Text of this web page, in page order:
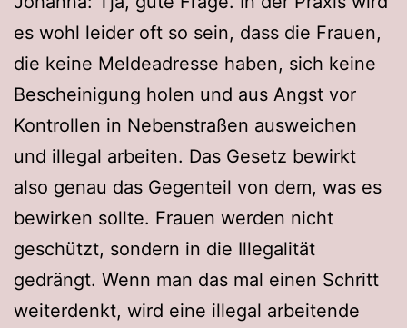
es wohl leider oft so sein, dass die Frauen,
die keine Meldeadresse haben, sich keine
Bescheinigung holen und aus Angst vor
Kontrollen in Nebenstraßen ausweichen
und illegal arbeiten. Das Gesetz bewirkt
also genau das Gegenteil von dem, was es
bewirken sollte. Frauen werden nicht
geschützt, sondern in die Illegalität
gedrängt. Wenn man das mal einen Schritt
weiterdenkt, wird eine illegal arbeitende